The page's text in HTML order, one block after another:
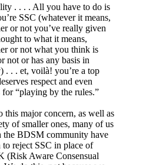
. . . . All you have to do is
SSC (whatever it means,
or not you’ve really given
to what it means,
or not what you think is
not or has any basis in
. . . et, voilà! you’re a top
respect and even
for “playing by the rules.”
this major concern, as well as
of smaller ones, many of us
the BDSM community have
to reject SSC in place of
(Risk Aware Consensual